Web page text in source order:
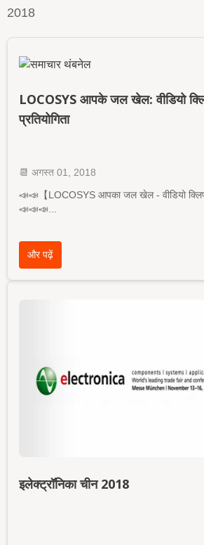
2018
LOCOSYS आपके जल खेल: वीडियो
प्रतियोगिता
📆 अगस्त 01, 2018
📣📣【LOCOSYS आपका जल खेल - वीडियो क्लिप
📣📣📣
और पढ़ें
इलेक्ट्रॉनिका चीन 2018